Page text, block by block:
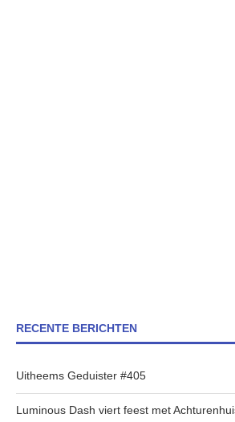
RECENTE BERICHTEN
Uitheems Geduister #405
Luminous Dash viert feest met